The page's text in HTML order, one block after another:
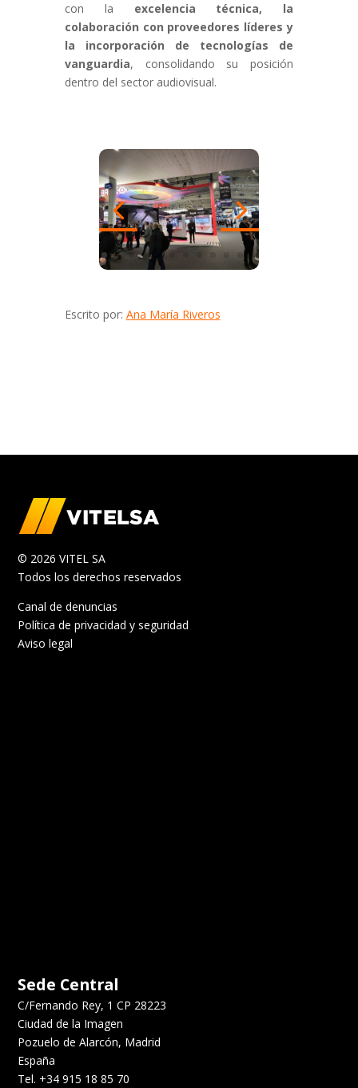
con la excelencia técnica, la
colaboración con proveedores líderes y
la incorporación de tecnologías de
vanguardia, consolidando su posición
dentro del sector audiovisual.
Escrito por: Ana María Riveros
© 2026 VITEL SA
Todos los derechos reservados
Canal de denuncias
Política de privacidad y seguridad
Aviso legal
Sede Central
C/Fernando Rey, 1 CP 28223
Ciudad de la Imagen
Pozuelo de Alarcón, Madrid
España
Tel. +34 915 18 85 70